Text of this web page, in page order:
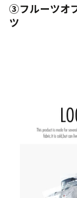
③フルーツオ
ツ